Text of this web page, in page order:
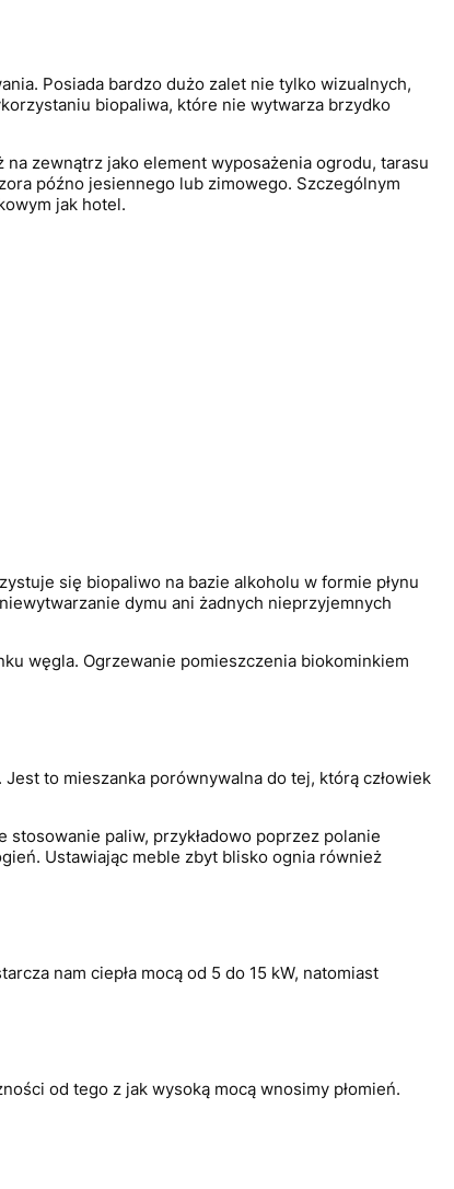
Posiada bardzo dużo zalet nie tylko wizualnych,
biopaliwa, które nie wytwarza brzydko
zewnątrz jako element wyposażenia ogrodu, tarasu
późno jesiennego lub zimowego. Szczególnym
jak hotel.
się biopaliwo na bazie alkoholu w formie płynu
dymu ani żadnych nieprzyjemnych
węgla. Ogrzewanie pomieszczenia biokominkiem
to mieszanka porównywalna do tej, którą człowiek
paliw, przykładowo poprzez polanie
Ustawiając meble zbyt blisko ognia również
nam ciepła mocą od 5 do 15 kW, natomiast
od tego z jak wysoką mocą wnosimy płomień.